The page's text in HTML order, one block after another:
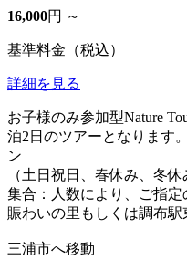
16,000円 ～
基準料金（税込）
詳細を見る
お子様のみ参加型Nature
泊2日のツアーとなります
ン
（土日祝日、春休み、冬
集合：人数により、ご指
賑わいの里もしくは調布駅
三浦市へ移動